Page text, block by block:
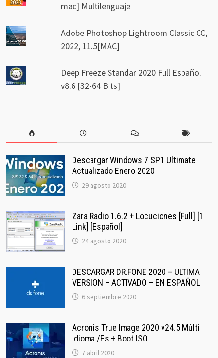
mac] Multilenguaje
Adobe Photoshop Lightroom Classic CC,
2022, 11.5[MAC]
Deep Freeze Standar 2020 Full Español
v8.6 [32-64 Bits]
Descargar Windows 7 SP1 Ultimate
Actualizado Enero 2020
29 agosto 2020
Zara Radio 1.6.2 + Locuciones [Full] [1
Link] [Español]
24 agosto 2020
DESCARGAR DR.FONE 2020 – ULTIMA
VERSION – ACTIVADO – EN ESPAÑOL
6 septiembre 2020
Acronis True Image 2020 v24.5 Múlti
Idioma /Es + Boot ISO
7 abril 2020